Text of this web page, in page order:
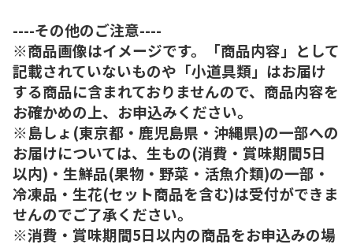
----その他のご注意----
※商品画像はイメージです。「商品内容」として
記載されていないものや「小道具類」はお届け
する商品に含まれておりませんので、商品内容を
お確かめの上、お申込みください。
※島しょ(東京都・鹿児島県・沖縄県)の一部への
お届けについては、生もの(消費・賞味期間5日
以内)・生鮮品(果物・野菜・活魚介類)の一部・
冷凍品・生花(セット商品を含む)は受付ができま
せんのでご了承ください。
※消費・賞味期間5日以内の商品をお申込みの場